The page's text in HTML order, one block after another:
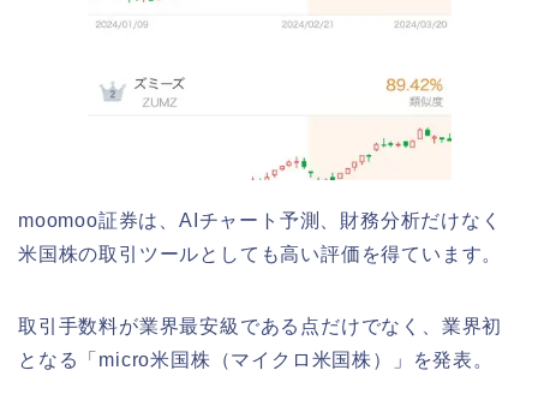
moomoo証券は、AIチャート予測、財務分析だけなく
米国株の取引ツールとしても高い評価を得ています。
取引手数料が業界最安級である点だけでなく、業界初
となる「micro米国株（マイクロ米国株）」を発表。